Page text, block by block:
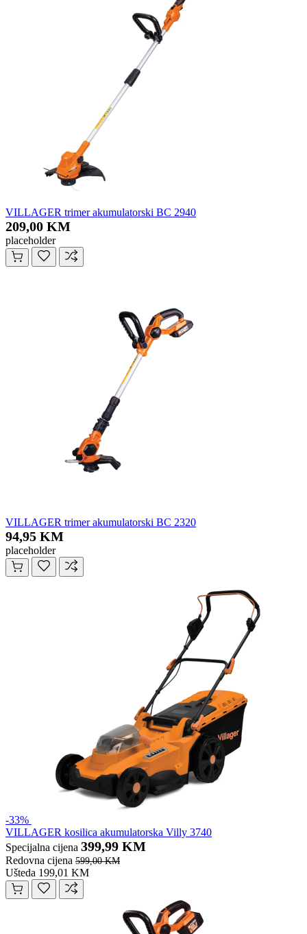
VILLAGER trimer akumulatorski BC 2940
209,00 KM
placeholder
VILLAGER trimer akumulatorski BC 2320
94,95 KM
placeholder
-33%
VILLAGER kosilica akumulatorska Villy 3740
Specijalna cijena 399,99 KM
Redovna cijena 599,00 KM
Ušteda 199,01 KM